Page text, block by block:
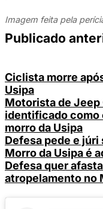
Imagem feita pela
Publicado
Ciclista morre
Usipa
Motorista de Jeep
identificado como
morro da Usipa
Defesa pede e
Morro da Usipa é
Defesa quer
atropelamento no